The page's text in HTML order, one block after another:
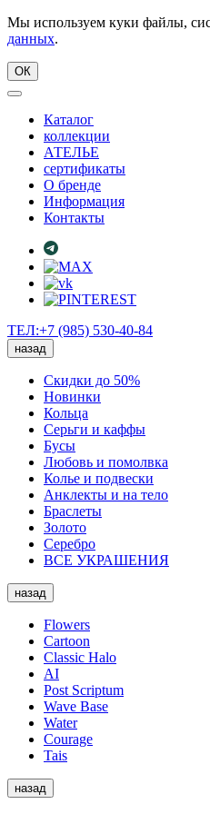
Мы используем куки файлы,
данных.
ОК
Каталог
коллекции
АТЕЛЬЕ
сертификаты
О бренде
Информация
Контакты
ТЕЛ:+7 (985) 530-40-84
назад
Скидки до 50%
Новинки
Кольца
Серьги и каффы
Бусы
Любовь и помолвка
Колье и подвески
Анклекты и на тело
Браслеты
Золото
Серебро
ВСЕ УКРАШЕНИЯ
назад
Flowers
Cartoon
Classic Halo
AI
Post Scriptum
Wave Base
Water
Courage
Tais
назад